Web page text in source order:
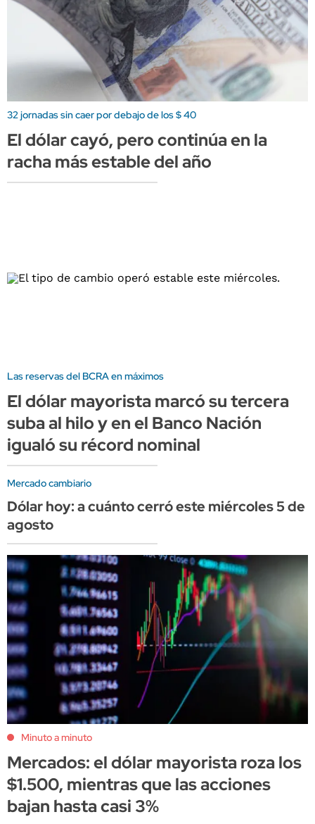
32 jornadas sin caer por debajo de los $ 40
El dólar cayó, pero continúa en la
racha más estable del año
Las reservas del BCRA en máximos
El dólar mayorista marcó su tercera
suba al hilo y en el Banco Nación
igualó su récord nominal
Mercado cambiario
Dólar hoy: a cuánto cerró este miércoles 5 de
agosto
Minuto a minuto
Mercados: el dólar mayorista roza los
$1.500, mientras que las acciones
bajan hasta casi 3%